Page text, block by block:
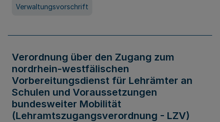
Verwaltungsvorschrift
Verordnung über den Zugang zum
nordrhein-westfälischen
Vorbereitungsdienst für Lehrämter an
Schulen und Voraussetzungen
bundesweiter Mobilität
(Lehramtszugangsverordnung - LZV)